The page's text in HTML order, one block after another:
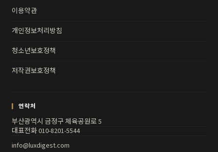
이용약관
개인정보처리방침
청소년보호정책
저작권보호정책
연락처
부산광역시 금정구 체육공원로 5
대표전화 010-8201-5544
info@luxdigest.com